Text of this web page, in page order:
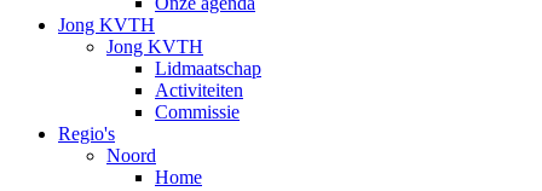
Jong KVTH
Jong KVTH
Lidmaatschap
Activiteiten
Commissie
Regio's
Noord
Home